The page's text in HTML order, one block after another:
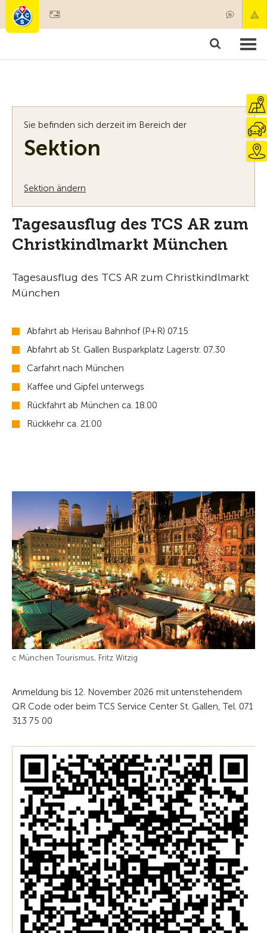
Mitgliedschaft & Leistungen
Sie befinden sich derzeit im Bereich der
Sektion
Sektion ändern
Tagesausflug des TCS AR zum
Christkindlmarkt München
Tagesausflug des TCS AR zum Christkindlmarkt
München
Abfahrt ab Herisau Bahnhof (P+R) 07.15
Abfahrt ab St. Gallen Busparkplatz Lagerstr. 07.30
Carfahrt nach München
Kaffee und Gipfel unterwegs
Rückfahrt ab München ca. 18.00
Rückkehr ca. 21.00
c München Tourismus, Fritz Witzig
Anmeldung bis 12. November 2026 mit untenstehendem
QR Code oder beim TCS Service Center St. Gallen, Tel. 071
313 75 00